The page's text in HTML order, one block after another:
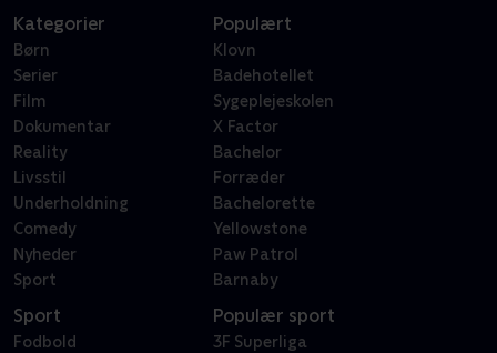
Kategorier
Børn
Serier
Film
Dokumentar
Reality
Livsstil
Underholdning
Comedy
Nyheder
Sport
Populært
Klovn
Badehotellet
Sygeplejeskolen
X Factor
Bachelor
Forræder
Bachelorette
Yellowstone
Paw Patrol
Barnaby
Sport
Fodbold
Populær sport
3F Superliga